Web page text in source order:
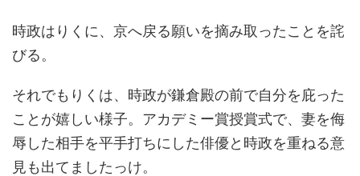
時政はりくに、京へ戻る願いを摘み取ったことを詫
びる。
それでもりくは、時政が鎌倉殿の前で自分を庇った
ことが嬉しい様子。アカデミー賞授賞式で、妻を侮
辱した相手を平手打ちにした俳優と時政を重ねる意
見も出てましたっけ。